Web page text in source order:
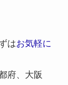
はお気軽に
府、大阪